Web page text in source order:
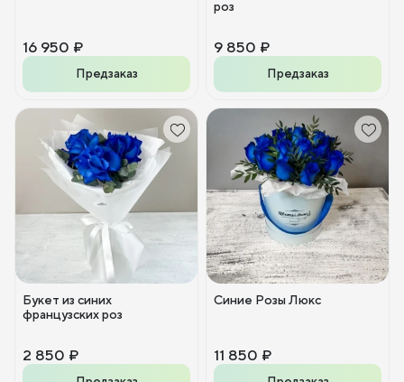
16 950 ₽
Предзаказ
роз
9 850 ₽
Предзаказ
Букет из синих
французских роз
2 850 ₽
Синие Розы Люкс
11 850 ₽